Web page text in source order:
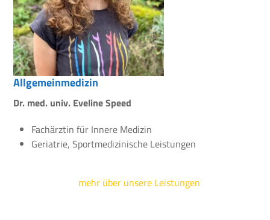
Allgemeinmedizin
Dr. med. univ. Eveline Speed
Fachärztin für Innere Medizin
Geriatrie, Sportmedizinische Leistungen
mehr über unsere Leistungen